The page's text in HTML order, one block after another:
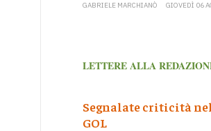
GABRIELE MARCHIANÒ GIOVEDÌ 06
LETTERE ALLA
Segnalate criticità
GOL